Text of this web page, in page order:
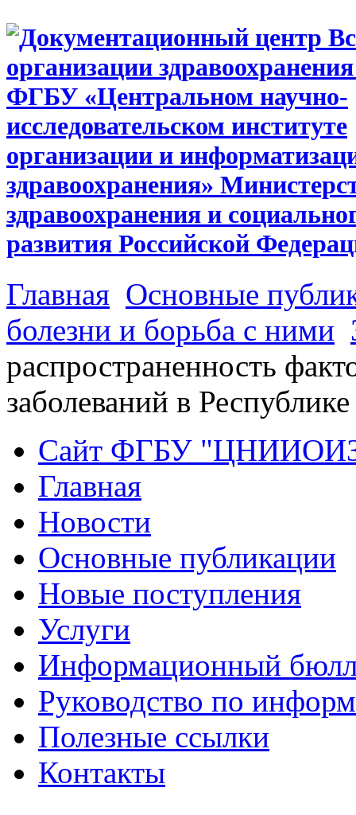
Главная Основные
болезни и борьба с ними
распространенность
заболеваний в
Сайт ФГБУ
Главная
Новости
Основные публикации
Новые поступления
Услуги
Информационный
Руководство по
Полезные ссылки
Контакты